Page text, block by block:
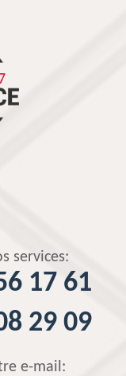
services:
17 61
29 09
e-mail: